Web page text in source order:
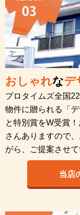
おしゃれなデ
プロタイムズ全国
物件に贈られる「
と特別賞をW受賞
さんありますので
がら、ご提案させて
当店